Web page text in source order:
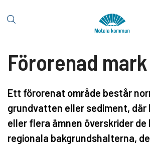
t
r
t
i
d
a
Förorenad mark
Ett förorenat område består
grundvatten eller sediment,
eller flera ämnen överskrider de
regionala bakgrundshalterna,